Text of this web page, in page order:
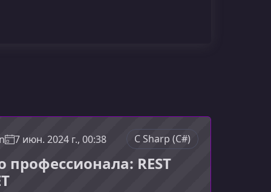
7 июн. 2024 г., 00:38 C Sharp (C#)
профессионала: REST